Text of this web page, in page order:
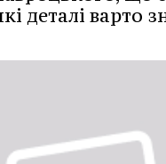
деталі варто